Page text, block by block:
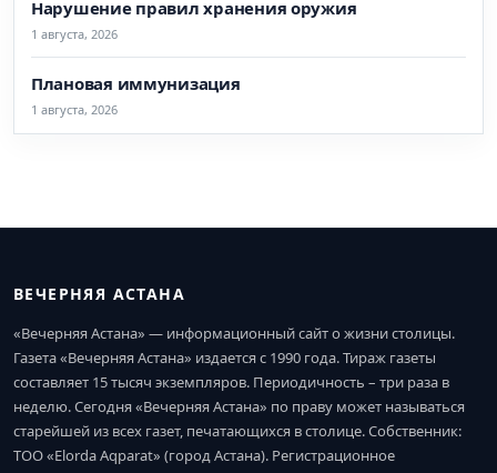
Нарушение правил хранения оружия
1 августа, 2026
Плановая иммунизация
1 августа, 2026
ВЕЧЕРНЯЯ АСТАНА
«Вечерняя Астана» — информационный сайт о жизни столицы.
Газета «Вечерняя Астана» издается с 1990 года. Тираж газеты
составляет 15 тысяч экземпляров. Периодичность – три раза в
неделю. Сегодня «Вечерняя Астана» по праву может называться
старейшей из всех газет, печатающихся в столице. Собственник:
ТОО «Elorda Aqparat» (город Астана). Регистрационное